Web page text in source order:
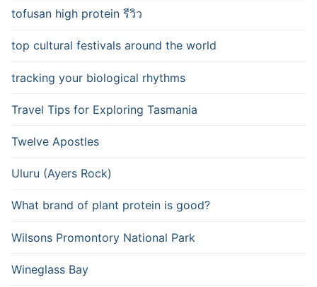
tofusan high protein รีวิว
top cultural festivals around the world
tracking your biological rhythms
Travel Tips for Exploring Tasmania
Twelve Apostles
Uluru (Ayers Rock)
What brand of plant protein is good?
Wilsons Promontory National Park
Wineglass Bay